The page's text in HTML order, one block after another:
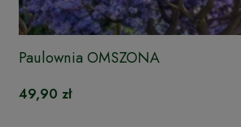
Paulownia OMSZONA
49,90 zł